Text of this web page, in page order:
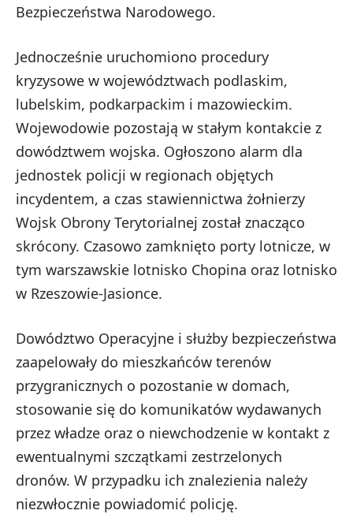
Bezpieczeństwa Narodowego.
Jednocześnie uruchomiono procedury
kryzysowe w województwach podlaskim,
lubelskim, podkarpackim i mazowieckim.
Wojewodowie pozostają w stałym kontakcie z
dowództwem wojska. Ogłoszono alarm dla
jednostek policji w regionach objętych
incydentem, a czas stawiennictwa żołnierzy
Wojsk Obrony Terytorialnej został znacząco
skrócony. Czasowo zamknięto porty lotnicze, w
tym warszawskie lotnisko Chopina oraz lotnisko
w Rzeszowie-Jasionce.
Dowództwo Operacyjne i służby bezpieczeństwa
zaapelowały do mieszkańców terenów
przygranicznych o pozostanie w domach,
stosowanie się do komunikatów wydawanych
przez władze oraz o niewchodzenie w kontakt z
ewentualnymi szczątkami zestrzelonych
dronów. W przypadku ich znalezienia należy
niezwłocznie powiadomić policję.